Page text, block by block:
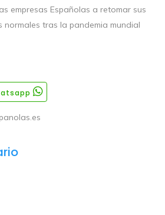
empresas Españolas a retomar sus
normales tras la pandemia mundial